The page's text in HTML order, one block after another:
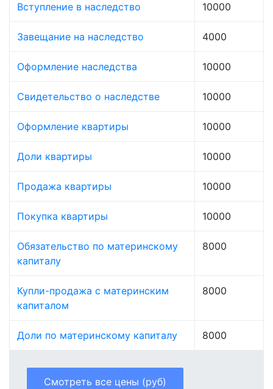
Вступление в наследство 10000
Завещание на наследство 4000
Оформление наследства 10000
Свидетельство о наследстве 10000
Оформление квартиры 10000
Доли квартиры 10000
Продажа квартиры 10000
Покупка квартиры 10000
Обязательство по материнскому
капиталу
8000
Купли-продажа с материнским
капиталом
8000
Доли по материнскому капиталу 8000
Смотреть все цены (руб)